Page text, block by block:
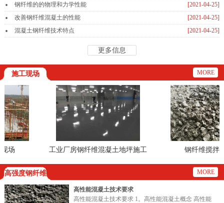
[2021-04-25]
钢纤维的的物理和力学性能
[2021-04-25]
改善钢纤维混凝土的性能
[2021-04-25]
混凝土钢纤维技术特点
更多信息
施工现场 MORE
工业厂房钢纤维混凝土地坪施工
钢纤维搅拌效
高强度钢纤维 MORE
高性能混凝土技术要求
高性能混凝土技术要求 1。高性能混凝土概念 高性能